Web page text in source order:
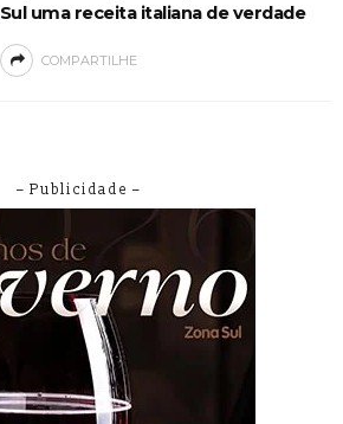
Sul uma receita italiana de verdade
COMPARTILHE
– Publicidade –